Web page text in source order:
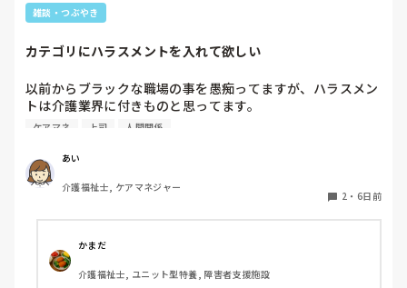
雑談・つぶやき
カテゴリにハラスメントを入れて欲しい
以前からブラックな職場の事を愚痴ってますが、ハラスメン
トは介護業界に付きものと思ってます。
古株やお局様の悪い話しも聞きますし、管理者等のパワハラ
根底に人手不足があり、パワハラでの離職を無くす事は必須
と思います。良い職員程悩み辞めて行く、残って行くのは自
己の塊な方です。
ところは下ばかり辞めて行くところでした。
たぶん、転職を繰り返している方に私のような方も多いと思
います。まずは、状況を把握してハラスメント0を目指す事
が人手不足からの脱却と思ってます。
ケアマネ 上司 人間関係
あい
介護福祉士, ケアマネジャー
2 ・ 6日前
かまだ
介護福祉士, ユニット型特養, 障害者支援施設